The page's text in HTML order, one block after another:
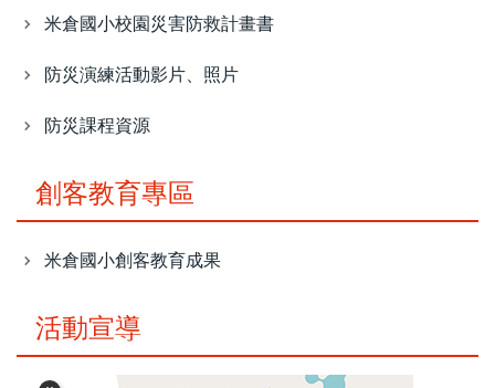
水域安全宣導
交通安全宣導
防災宣導
新北兒童卡
資訊政策宣導
米倉國小校園災害防救計畫書
防災演練活動影片、照片
防災課程資源
創客教育專區
米倉國小創客教育成果
活動宣導